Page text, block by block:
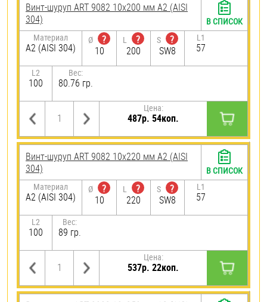
Винт-шуруп ART 9082 10х200 мм А2 (AISI
304)
Материал
А2 (AISI 304)
Ø
?
10
L
?
200
S
?
SW8
L1
57
L2
100
Вес:
80.76 гр.
Цена:
487р. 54коп.
В СПИСОК
Винт-шуруп ART 9082 10х220 мм А2 (AISI
304)
Материал
А2 (AISI 304)
Ø
?
10
L
?
220
S
?
SW8
L1
57
L2
100
Вес:
89 гр.
Цена:
537р. 22коп.
В СПИСОК